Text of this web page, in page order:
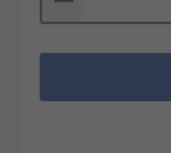
schauen Sie
YouTube RS